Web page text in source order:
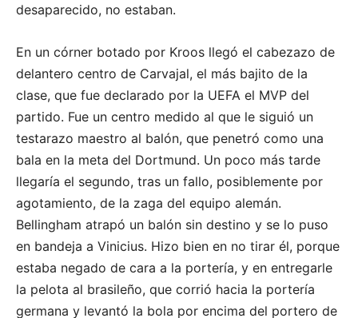
desaparecido, no estaban.
En un córner botado por Kroos llegó el cabezazo de
delantero centro de Carvajal, el más bajito de la
clase, que fue declarado por la UEFA el MVP del
partido. Fue un centro medido al que le siguió un
testarazo maestro al balón, que penetró como una
bala en la meta del Dortmund. Un poco más tarde
llegaría el segundo, tras un fallo, posiblemente por
agotamiento, de la zaga del equipo alemán.
Bellingham atrapó un balón sin destino y se lo puso
en bandeja a Vinicius. Hizo bien en no tirar él, porque
estaba negado de cara a la portería, y en entregarle
la pelota al brasileño, que corrió hacia la portería
germana y levantó la bola por encima del portero de